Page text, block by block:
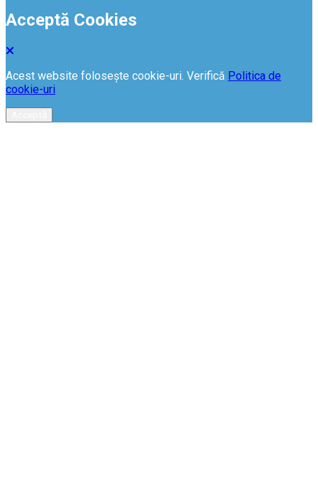
Acceptă Cookies
Acest website folosește cookie-uri. Verifică Politica de
cookie-uri